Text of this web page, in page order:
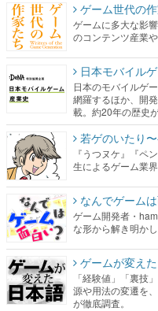
ゲーム世代の
ゲームに多大な影
のコンテンツ産業
日本モバイル
日本のモバイルゲ
網羅するほか、開
載。約20年の歴史
若ゲのいたり
『うつヌケ』『ペ
生によるゲーム業
なんでゲーム
ゲーム開発者・
な形から解き明か
ゲームが変え
「経験値」「裏技
源や用法の変遷を
が徹底調査。